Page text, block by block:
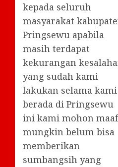
kepada seluruh
masyarakat
Pringsewu apabila
masih terdapat
kekurangan
yang sudah kami
lakukan selama kami
berada di Pringsewu
ini kami mohon maaf
mungkin belum bisa
memberikan
sumbangsih yang